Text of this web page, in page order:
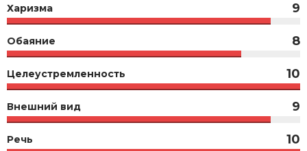
Харизма 9
Обаяние 8
Целеустремленность 10
Внешний вид 9
Речь 10